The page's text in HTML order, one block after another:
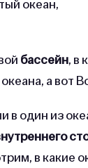
океан,
бассейн, в
а вот
в один из
в какие